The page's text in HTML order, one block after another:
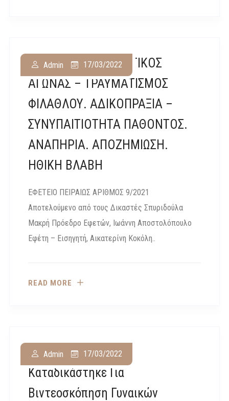
ΕφΠειρ 9/21 : ΑΘΛΗΤΙΚΟΣ
ΑΓΩΝΑΣ – ΤΡΑΥΜΑΤΙΣΜΟΣ
ΦΙΛΑΘΛΟΥ. ΑΔΙΚΟΠΡΑΞΙΑ –
ΣΥΝΥΠΑΙΤΙΟΤΗΤΑ ΠΑΘΟΝΤΟΣ.
ΑΝΑΠΗΡΙΑ. ΑΠΟΖΗΜΙΩΣΗ.
ΗΘΙΚΗ ΒΛΑΒΗ
Admin 17/03/2022
ΕΦΕΤΕΙΟ ΠΕΙΡΑΙΩΣ ΑΡΙΘΜΟΣ 9/2021
Αποτελούμενο από τους Δικαστές Σπυριδούλα
Μακρή Πρόεδρο Εφετών, Ιωάννη Αποστολόπουλο
Εφέτη – Εισηγητή, Αικατερίνη Κοκόλη..
READ MORE
Βόλος: Αστυνομικός
Καταδικάστηκε Για
Βιντεοσκόπηση Γυναικών
Admin 17/03/2022